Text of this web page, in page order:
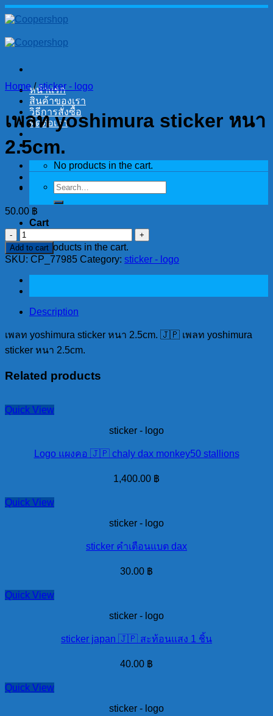
Skip
to
หน้าแรก
สินค้าของเรา
วิธีการสั่งซื้อ
ติดต่อเรา
No products in the cart.
Search
for:
Cart
No products in the cart.
Home / sticker - logo
เพลท yoshimura sticker หนา
2.5cm.
50.00 ฿
เพลท
yoshimura
sticker
หนา
2.5cm.
quantity
Add to cart
SKU: CP_77985 Category: sticker - logo
Description
เพลท yoshimura sticker หนา 2.5cm. 🇯🇵 เพลท yoshimura
sticker หนา 2.5cm.
Related products
Quick View
sticker - logo
Logo แผงคอ 🇯🇵 chaly dax monkey50 stallions
1,400.00 ฿
Quick View
sticker - logo
sticker คำเตือนแบต dax
30.00 ฿
Quick View
sticker - logo
sticker japan 🇯🇵 สะท้อนแสง 1 ชิ้น
40.00 ฿
Quick View
sticker - logo